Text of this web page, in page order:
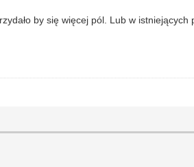
by się więcej pól. Lub w istniejących